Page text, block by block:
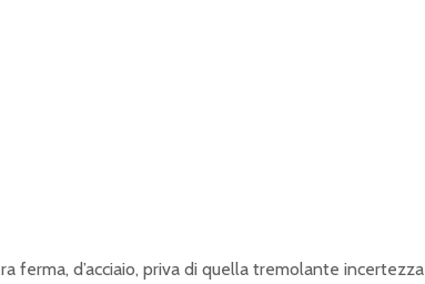
ferma, d’acciaio, priva di quella tremolante incertezza